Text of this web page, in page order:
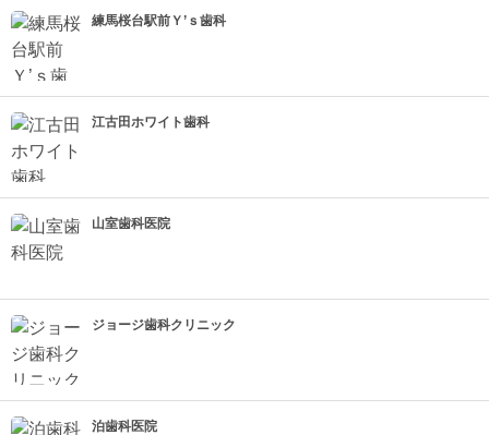
練馬桜台駅前Ｙ’ｓ歯科
江古田ホワイト歯科
山室歯科医院
ジョージ歯科クリニック
泊歯科医院